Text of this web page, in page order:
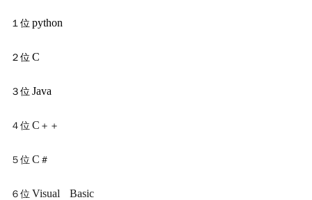
１位 python
２位 C
３位 Java
４位 C ＋＋
５位 C ＃
６位 Visual Basic